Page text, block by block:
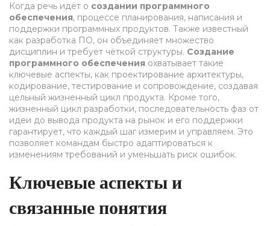
Когда речь идёт о создании программного
обеспечения, процессе планирования, написания и
поддержки программных продуктов. Также известный
как разработка ПО, он объединяет множество
дисциплин и требует чёткой структуры. Создание
программного обеспечения охватывает такие
ключевые аспекты, как проектирование архитектуры,
кодирование, тестирование и сопровождение, создавая
цельный жизненный цикл продукта. Кроме того,
жизненный цикл разработки, последовательность фаз от
идеи до вывода продукта на рынок и его поддержки
гарантирует, что каждый шаг измерим и управляем. Это
позволяет командам быстро адаптироваться к
изменениям требований и уменьшать риск ошибок.
Ключевые аспекты и
связанные понятия